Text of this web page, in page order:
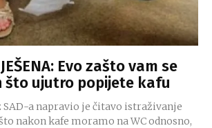
Evo zašto vam se
što ujutro popijete kafu
a napravio je čitavo istraživanje
nakon kafe moramo na WC odnosno,